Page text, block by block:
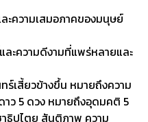
ะความเสมอภาคของมนุษย์
ะความดีงามที่แพร่หลายและ
ร์เสี้ยวข้างขึ้น หมายถึงความ
ว 5 ดวง หมายถึงอุดมคติ 5
าธิปไตย สันติภาพ ความ